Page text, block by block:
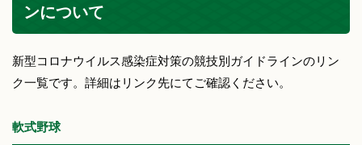
ンについて
新型コロナウイルス感染症対策の競技別ガイドラインのリン
ク一覧です。詳細はリンク先にてご確認ください。
軟式野球